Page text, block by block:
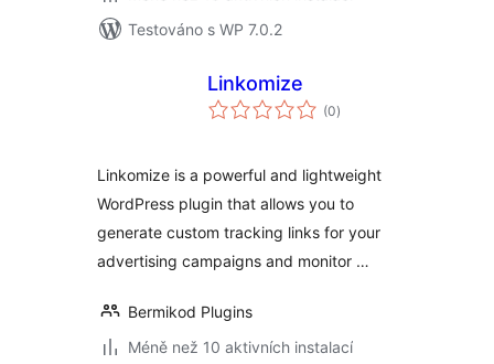
Testováno s WP 7.0.2
Linkomize
(0celkové
hodnocení
)
Linkomize is a powerful and lightweight
WordPress plugin that allows you to
generate custom tracking links for your
advertising campaigns and monitor …
Bermikod Plugins
Méně než 10 aktivních instalací